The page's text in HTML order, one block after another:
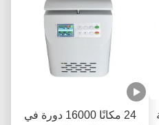
24 مكانًا 16000 دورة في